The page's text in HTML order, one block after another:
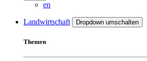
en
Landwirtschaft Dropdown umschalten
Themen